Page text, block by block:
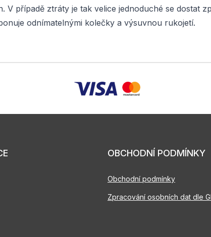
případě ztráty je tak velice jednoduché se dostat
odnímatelnými kolečky a výsuvnou rukojetí.
OBCHODNÍ PODMÍNKY
Obchodní podmínky
Zpracování osobních dat dle